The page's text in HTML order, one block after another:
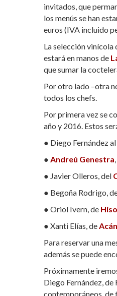
invitados, que
los menús se han
euros (IVA incluido
La selección vinícola
estará en manos de
que sumar la
Por otro lado –otra
todos los chefs.
Por primera vez se
año y 2016. Estos
● Diego Fernández
● Andreú Genestra
● Javier Olleros, del
● Begoña Rodrigo,
● Oriol Ivern, de
● Xanti Elías, de
Para reservar una
además se puede
Próximamente
Diego Fernández, de
contemporáneos, de